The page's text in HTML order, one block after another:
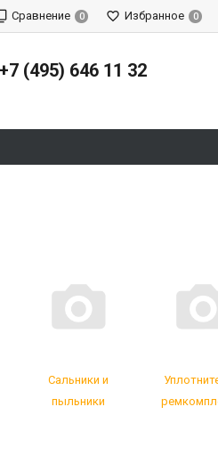
Сравнение 0 Избранное 0
+7 (495) 646 11 32
Сальники и
пыльники